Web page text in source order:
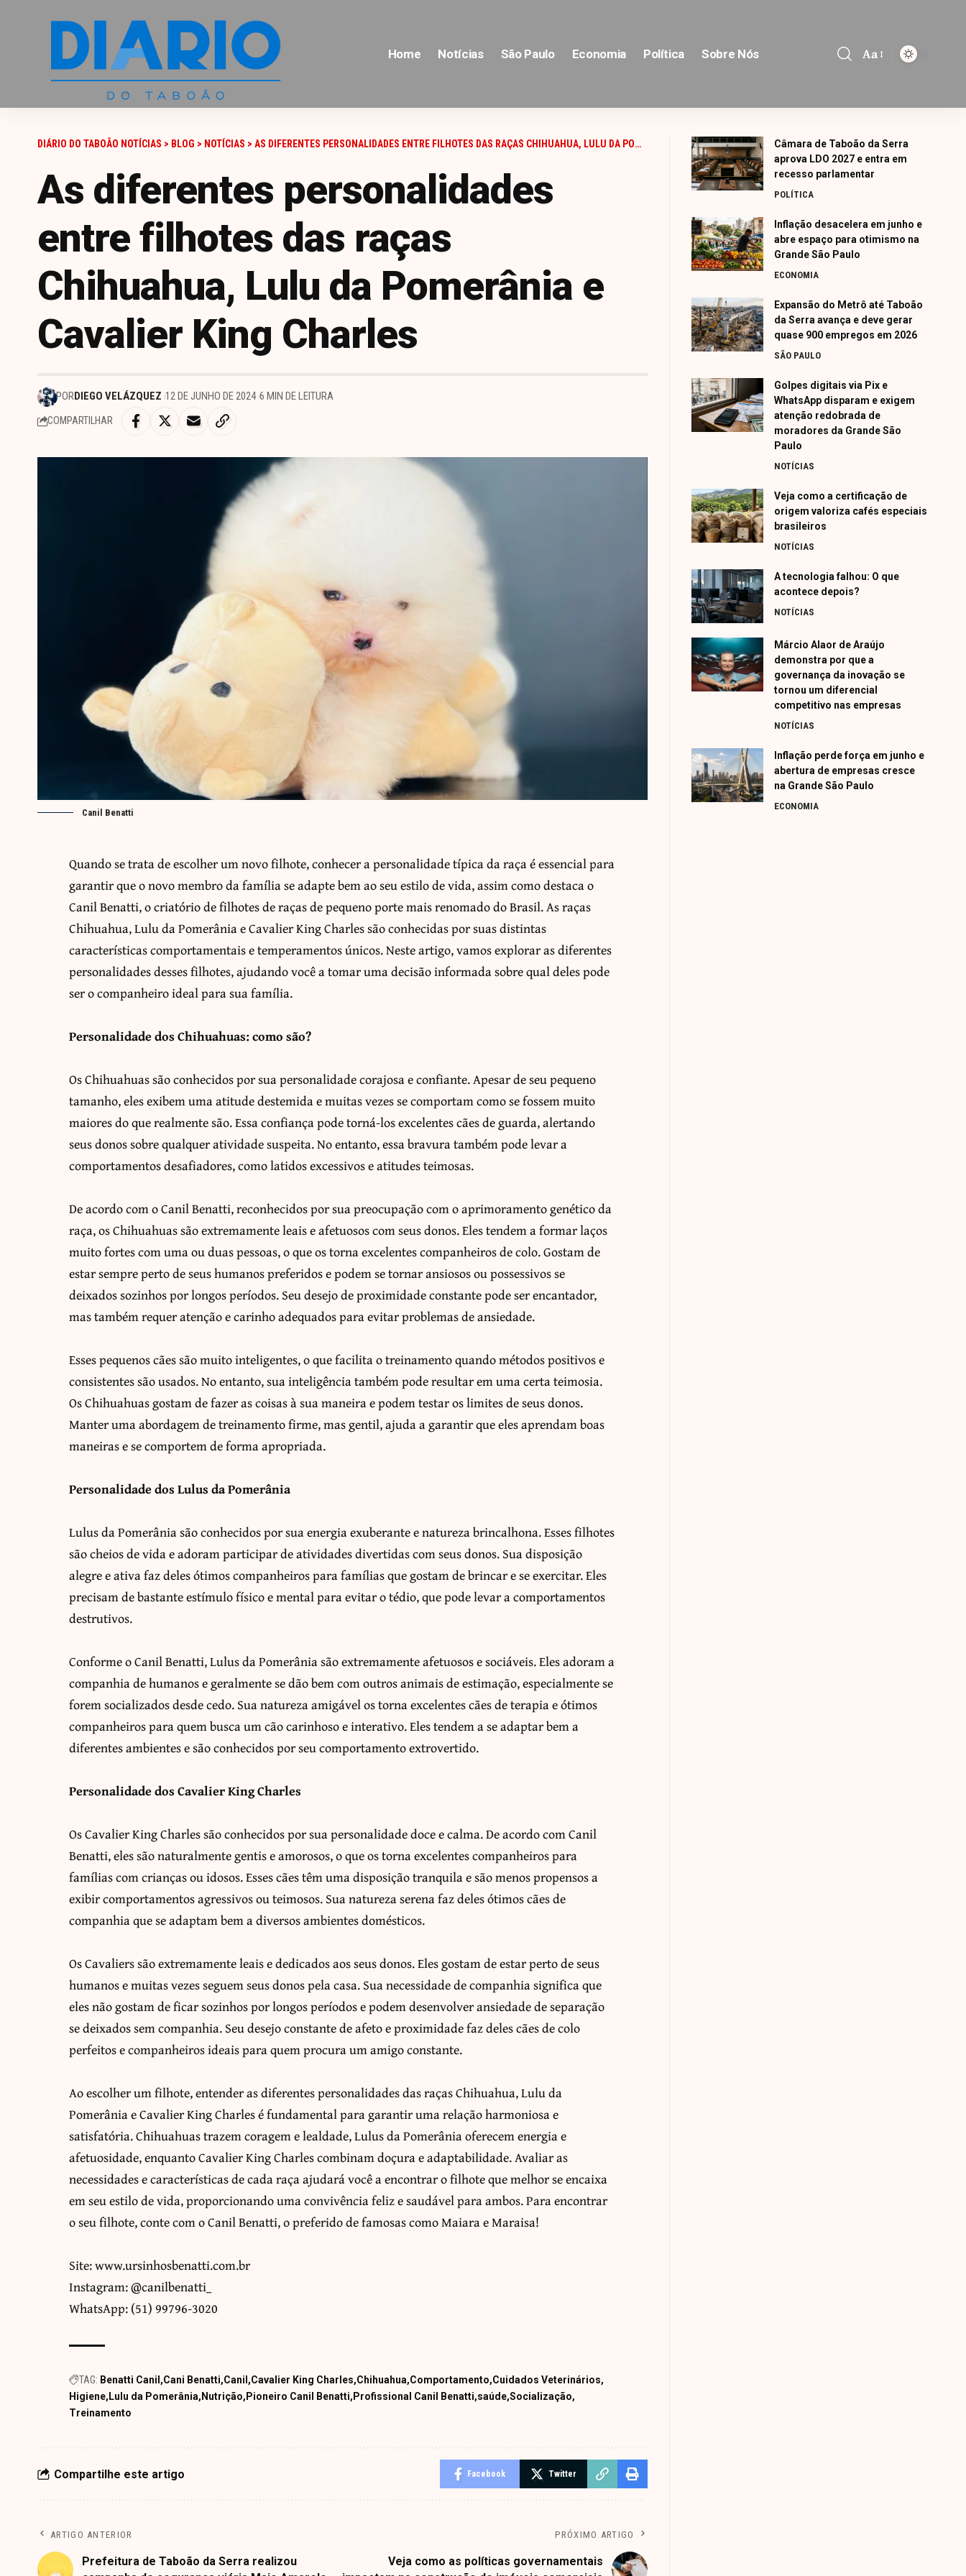
Home Notícias São Paulo Economia Política Sobre Nós
Font
Aa
DIÁRIO DO TABOÃO NOTÍCIAS > BLOG > NOTÍCIAS > AS DIFERENTES PERSONALIDADES ENTRE FILHOTES DAS RAÇAS CHIHUAHUA, LULU DA POMERÂNIA E CAVALIER KING CHARLES
As diferentes personalidades
entre filhotes das raças
Chihuahua, Lulu da Pomerânia e
Cavalier King Charles
PORDIEGO VELÁZQUEZ 12 DE JUNHO DE 2024 6 MIN DE LEITURA
COMPARTILHAR
Canil Benatti
Quando se trata de escolher um novo filhote, conhecer a personalidade típica da raça é essencial para
garantir que o novo membro da família se adapte bem ao seu estilo de vida, assim como destaca o
Canil Benatti, o criatório de filhotes de raças de pequeno porte mais renomado do Brasil. As raças
Chihuahua, Lulu da Pomerânia e Cavalier King Charles são conhecidas por suas distintas
características comportamentais e temperamentos únicos. Neste artigo, vamos explorar as diferentes
personalidades desses filhotes, ajudando você a tomar uma decisão informada sobre qual deles pode
ser o companheiro ideal para sua família.
Personalidade dos Chihuahuas: como são?
Os Chihuahuas são conhecidos por sua personalidade corajosa e confiante. Apesar de seu pequeno
tamanho, eles exibem uma atitude destemida e muitas vezes se comportam como se fossem muito
maiores do que realmente são. Essa confiança pode torná-los excelentes cães de guarda, alertando
seus donos sobre qualquer atividade suspeita. No entanto, essa bravura também pode levar a
comportamentos desafiadores, como latidos excessivos e atitudes teimosas.
De acordo com o Canil Benatti, reconhecidos por sua preocupação com o aprimoramento genético da
raça, os Chihuahuas são extremamente leais e afetuosos com seus donos. Eles tendem a formar laços
muito fortes com uma ou duas pessoas, o que os torna excelentes companheiros de colo. Gostam de
estar sempre perto de seus humanos preferidos e podem se tornar ansiosos ou possessivos se
deixados sozinhos por longos períodos. Seu desejo de proximidade constante pode ser encantador,
mas também requer atenção e carinho adequados para evitar problemas de ansiedade.
Esses pequenos cães são muito inteligentes, o que facilita o treinamento quando métodos positivos e
consistentes são usados. No entanto, sua inteligência também pode resultar em uma certa teimosia.
Os Chihuahuas gostam de fazer as coisas à sua maneira e podem testar os limites de seus donos.
Manter uma abordagem de treinamento firme, mas gentil, ajuda a garantir que eles aprendam boas
maneiras e se comportem de forma apropriada.
Personalidade dos Lulus da Pomerânia
Lulus da Pomerânia são conhecidos por sua energia exuberante e natureza brincalhona. Esses filhotes
são cheios de vida e adoram participar de atividades divertidas com seus donos. Sua disposição
alegre e ativa faz deles ótimos companheiros para famílias que gostam de brincar e se exercitar. Eles
precisam de bastante estímulo físico e mental para evitar o tédio, que pode levar a comportamentos
destrutivos.
Conforme o Canil Benatti, Lulus da Pomerânia são extremamente afetuosos e sociáveis. Eles adoram a
companhia de humanos e geralmente se dão bem com outros animais de estimação, especialmente se
forem socializados desde cedo. Sua natureza amigável os torna excelentes cães de terapia e ótimos
companheiros para quem busca um cão carinhoso e interativo. Eles tendem a se adaptar bem a
diferentes ambientes e são conhecidos por seu comportamento extrovertido.
Personalidade dos Cavalier King Charles
Os Cavalier King Charles são conhecidos por sua personalidade doce e calma. De acordo com Canil
Benatti, eles são naturalmente gentis e amorosos, o que os torna excelentes companheiros para
famílias com crianças ou idosos. Esses cães têm uma disposição tranquila e são menos propensos a
exibir comportamentos agressivos ou teimosos. Sua natureza serena faz deles ótimos cães de
companhia que se adaptam bem a diversos ambientes domésticos.
Os Cavaliers são extremamente leais e dedicados aos seus donos. Eles gostam de estar perto de seus
humanos e muitas vezes seguem seus donos pela casa. Sua necessidade de companhia significa que
eles não gostam de ficar sozinhos por longos períodos e podem desenvolver ansiedade de separação
se deixados sem companhia. Seu desejo constante de afeto e proximidade faz deles cães de colo
perfeitos e companheiros ideais para quem procura um amigo constante.
Ao escolher um filhote, entender as diferentes personalidades das raças Chihuahua, Lulu da
Pomerânia e Cavalier King Charles é fundamental para garantir uma relação harmoniosa e
satisfatória. Chihuahuas trazem coragem e lealdade, Lulus da Pomerânia oferecem energia e
afetuosidade, enquanto Cavalier King Charles combinam doçura e adaptabilidade. Avaliar as
necessidades e características de cada raça ajudará você a encontrar o filhote que melhor se encaixa
em seu estilo de vida, proporcionando uma convivência feliz e saudável para ambos. Para encontrar
o seu filhote, conte com o Canil Benatti, o preferido de famosas como Maiara e Maraisa!
Site:www.ursinhosbenatti.com.br
Instagram: @canilbenatti_
WhatsApp: (51) 99796-3020
TAG: Benatti Canil Cani Benatti Canil Cavalier King Charles Chihuahua Comportamento Cuidados Veterinários
Higiene Lulu da Pomerânia Nutrição Pioneiro Canil Benatti Profissional Canil Benatti saúde Socialização
Treinamento
Compartilhe este artigo Facebook Twitter
ARTIGO ANTERIOR
Prefeitura de Taboão da Serra realizou
PRÓXIMO ARTIGO
Veja como as políticas governamentais
Câmara de Taboão da Serra
aprova LDO 2027 e entra em
recesso parlamentar
POLÍTICA
Inflação desacelera em junho e
abre espaço para otimismo na
Grande São Paulo
ECONOMIA
Expansão do Metrô até Taboão
da Serra avança e deve gerar
quase 900 empregos em 2026
SÃO PAULO
Golpes digitais via Pix e
WhatsApp disparam e exigem
atenção redobrada de
moradores da Grande São
Paulo
NOTÍCIAS
Veja como a certificação de
origem valoriza cafés especiais
brasileiros
NOTÍCIAS
A tecnologia falhou: O que
acontece depois?
NOTÍCIAS
Márcio Alaor de Araújo
demonstra por que a
governança da inovação se
tornou um diferencial
competitivo nas empresas
NOTÍCIAS
Inflação perde força em junho e
abertura de empresas cresce
na Grande São Paulo
ECONOMIA